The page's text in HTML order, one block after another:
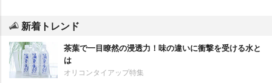
新着トレンド
茶葉で一目瞭然の浸透力！味の違いに衝撃を受ける水と
は
オリコンタイアップ特集